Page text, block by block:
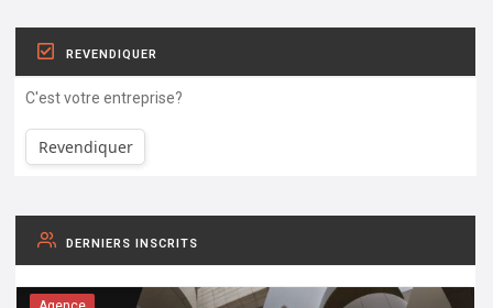
REVENDIQUER
C'est votre entreprise?
Revendiquer
DERNIERS INSCRITS